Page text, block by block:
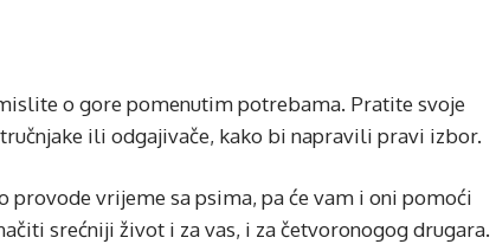
o gore pomenutim potrebama. Pratite svoje
ili odgajivače, kako bi napravili pravi izbor.
provode vrijeme sa psima, pa će vam i oni pomoći
srećniji život i za vas, i za četvoronogog drugara.